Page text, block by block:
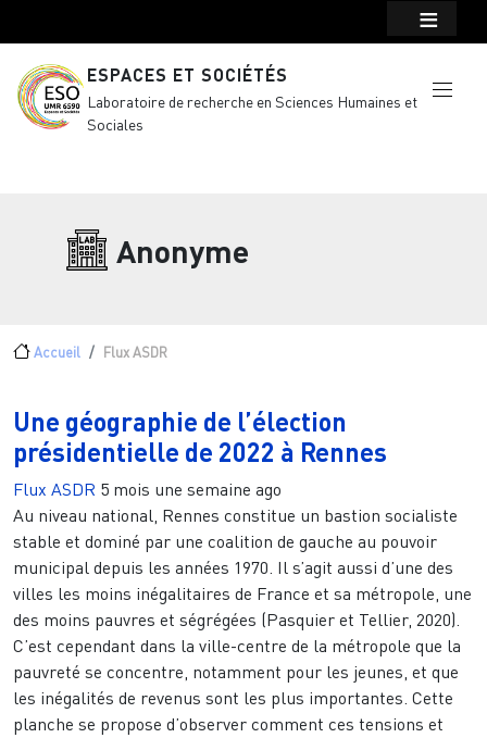
ESPACES ET SOCIÉTÉS
Laboratoire de recherche en Sciences Humaines et
Sociales
Anonyme
Fil d'Ariane
Accueil Flux ASDR
Une géographie de l’élection
présidentielle de 2022 à Rennes
Flux ASDR 5 mois une semaine ago
Au niveau national, Rennes constitue un bastion socialiste
stable et dominé par une coalition de gauche au pouvoir
municipal depuis les années 1970. Il s’agit aussi d’une des
villes les moins inégalitaires de France et sa métropole, une
des moins pauvres et ségrégées (Pasquier et Tellier, 2020).
C’est cependant dans la ville-centre de la métropole que la
pauvreté se concentre, notamment pour les jeunes, et que
les inégalités de revenus sont les plus importantes. Cette
planche se propose d’observer comment ces tensions et